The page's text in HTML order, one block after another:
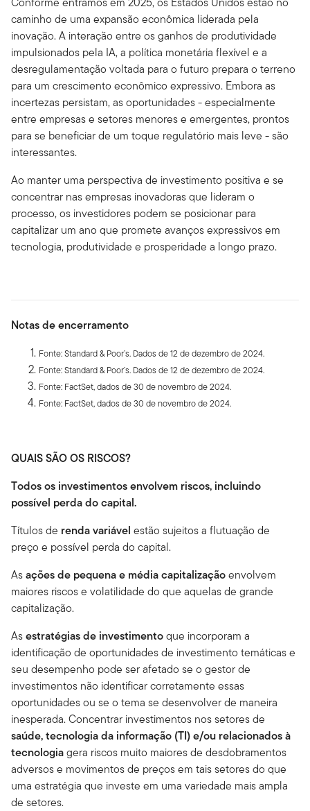
caminho de uma expansão econômica liderada pela
inovação. A interação entre os ganhos de produtividade
impulsionados pela IA, a política monetária flexível e a
desregulamentação voltada para o futuro prepara o terreno
para um crescimento econômico expressivo. Embora as
incertezas persistam, as oportunidades - especialmente
entre empresas e setores menores e emergentes, prontos
para se beneficiar de um toque regulatório mais leve - são
interessantes.
Ao manter uma perspectiva de investimento positiva e se
concentrar nas empresas inovadoras que lideram o
processo, os investidores podem se posicionar para
capitalizar um ano que promete avanços expressivos em
tecnologia, produtividade e prosperidade a longo prazo.
Notas de encerramento
Fonte: Standard & Poor’s. Dados de 12 de dezembro de 2024.
Fonte: Standard & Poor’s. Dados de 12 de dezembro de 2024.
Fonte: FactSet, dados de 30 de novembro de 2024.
Fonte: FactSet, dados de 30 de novembro de 2024.
QUAIS SÃO OS RISCOS?
Todos os investimentos envolvem riscos, incluindo
possível perda do capital.
Títulos de renda variável estão sujeitos a flutuação de
preço e possível perda do capital.
Asações de pequena e média capitalizaçãoenvolvem
maiores riscos e volatilidade do que aquelas de grande
capitalização.
Asestratégias de investimentoque incorporam a
identificação de oportunidades de investimento temáticas e
seu desempenho pode ser afetado se o gestor de
investimentos não identificar corretamente essas
oportunidades ou se o tema se desenvolver de maneira
inesperada. Concentrar investimentos nos setores de
saúde, tecnologia da informação (TI) e/ou relacionados à
tecnologiagera riscos muito maiores de desdobramentos
adversos e movimentos de preços em tais setores do que
uma estratégia que investe em uma variedade mais ampla
de setores.